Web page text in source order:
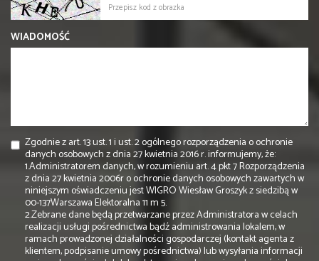
WIADOMOŚĆ
Zgodnie z art. 13 ust. 1 i ust. 2 ogólnego rozporządzenia o ochronie
danych osobowych z dnia 27 kwietnia 2016 r. informujemy, że:
1.Administratorem danych, w rozumieniu art. 4 pkt 7 Rozporządzenia
z dnia 27 kwietnia 2006r o ochronie danych osobowych zawartych w
niniejszym oświadczeniu jest WIGRO Wiesław Groszyk z siedzibą w
00-137Warszawa Elektoralna 11 m 5.
2.Zebrane dane będą przetwarzane przez Administratora w celach
realizacji usługi pośrednictwa bądź administrowania lokalem, w
ramach prowadzonej działalności gospodarczej (kontakt agenta z
klientem, podpisanie umowy pośrednictwa) lub wysyłania informacji